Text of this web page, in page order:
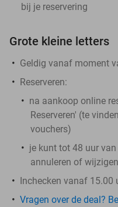
bij je reservering
Grote kleine letters
Geldig vanaf moment
Reserveren:
na aankoop online
Reserveren' (te
vouchers)
je kunt tot 48 uur
annuleren of wijzigen
Inchecken vanaf 15.00
Vragen over de deal?